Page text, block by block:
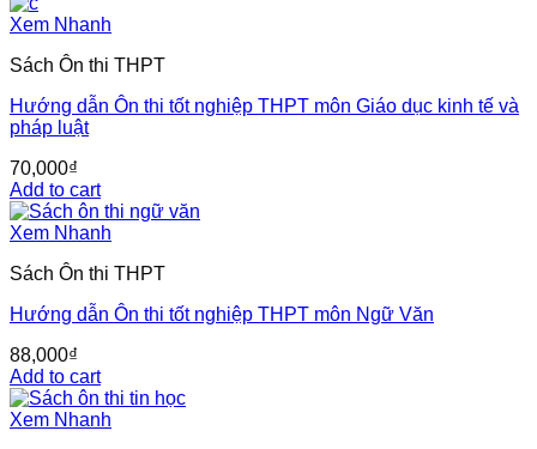
Xem Nhanh
Sách Ôn thi THPT
Hướng dẫn Ôn thi tốt nghiệp THPT môn Giáo dục kinh tế và
pháp luật
70,000₫
Add to cart
Xem Nhanh
Sách Ôn thi THPT
Hướng dẫn Ôn thi tốt nghiệp THPT môn Ngữ Văn
88,000₫
Add to cart
Xem Nhanh